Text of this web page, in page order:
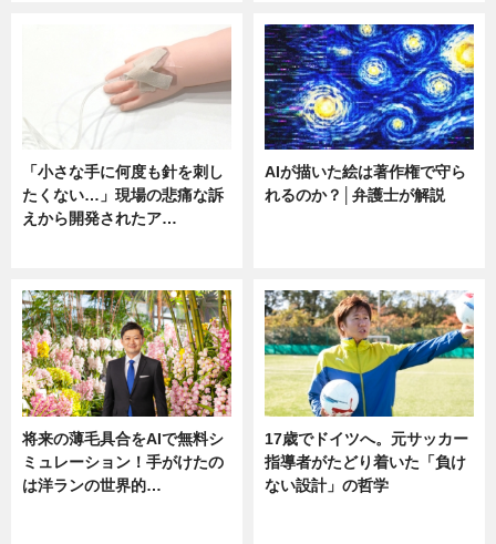
「小さな手に何度も針を刺し
たくない…」現場の悲痛な訴
えから開発されたア…
AIが描いた絵は著作権で守ら
れるのか？│弁護士が解説
将来の薄毛具合をAIで無料シ
ミュレーション！手がけたの
は洋ランの世界的…
17歳でドイツへ。元サッカー
指導者がたどり着いた「負け
ない設計」の哲学